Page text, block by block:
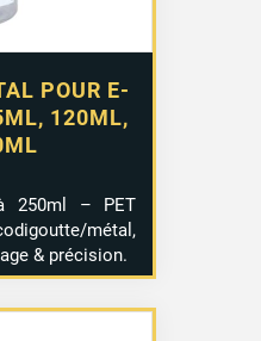
POUR E-
120ML,
250ml – PET
métal,
& précision.